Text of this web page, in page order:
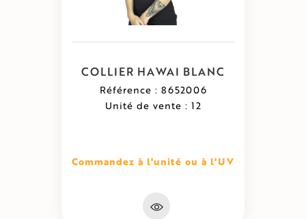
COLLIER HAWAI BLANC
Référence : 8652006
Unité de vente : 12
Commandez à l'unité ou à l'UV